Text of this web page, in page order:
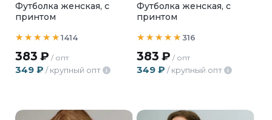
Футболка женская, с
принтом
1414
383 ₽ / опт
349 ₽ / крупный опт i
Футболка женская, с
принтом
316
383 ₽ / опт
349 ₽ / крупный опт i